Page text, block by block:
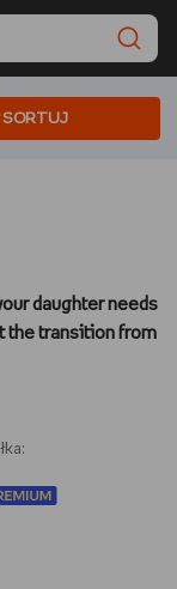
SORTUJ
daughter needs
the transition from